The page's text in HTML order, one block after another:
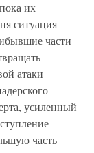
их
ситуация
части
атаки
усиленный
часть